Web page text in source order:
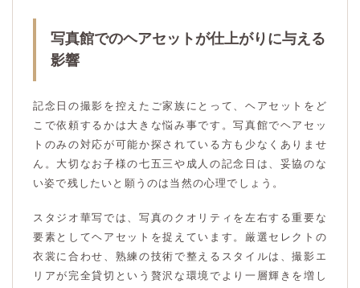
写真館でのヘアセットが仕上がりに与える
影響
記念日の撮影を控えたご家族にとって、ヘアセットをど
こで依頼するかは大きな悩み事です。写真館でヘアセッ
トのみの対応が可能か探されている方も少なくありませ
ん。大切なお子様の七五三や成人の記念日は、妥協のな
い姿で残したいと願うのは当然の心理でしょう。
スタジオ華写では、写真のクオリティを左右する重要な
要素としてヘアセットを捉えています。厳選セレクトの
衣裳に合わせ、熟練の技術で整えるスタイルは、撮影エ
リアが完全貸切という贅沢な環境でより一層輝きを増し